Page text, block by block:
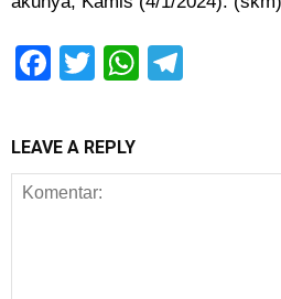
Facebook
TwitterWhatsApp
LEAVE A REPLY